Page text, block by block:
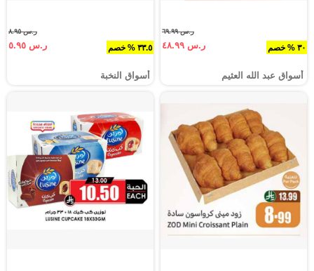
٣٠ % خصم
ر.س ٦٩.٩٩
ر.س ٤٨.٩٩
أسواق عبد الله العثيم
٣٣.٥ % خصم
ر.س ٨.٩٥
ر.س ٥.٩٥
أسواق النخبة